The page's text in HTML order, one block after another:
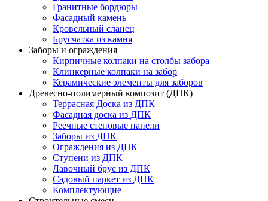
Гранитные бордюры
Фасадный камень
Кровельный сланец
Брусчатка из камня
Заборы и ограждения
Кирпичные колпаки на столбы забора
Клинкерные колпаки на забор
Керамические элементы для заборов
Древесно-полимерный композит (ДПК)
Террасная Доска из ДПК
Фасадная доска из ДПК
Реечные стеновые панели
Заборы из ДПК
Ограждения из ДПК
Ступени из ДПК
Лавочный брус из ДПК
Садовый паркет из ДПК
Комплектующие